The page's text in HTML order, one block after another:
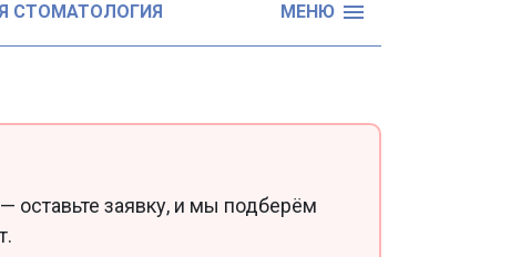
СТОМАТОЛОГИЯ МЕНЮ
оставьте заявку, и мы подберём